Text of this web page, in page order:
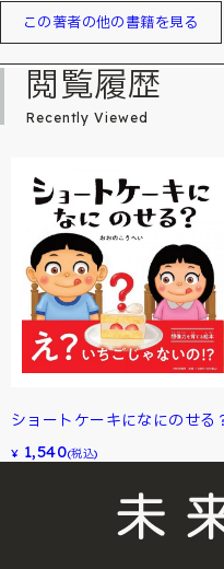
この著者の他の書籍を見る
閲覧履歴
Recently Viewed
ショートケーキになにのせる
¥ 1,540(税込)